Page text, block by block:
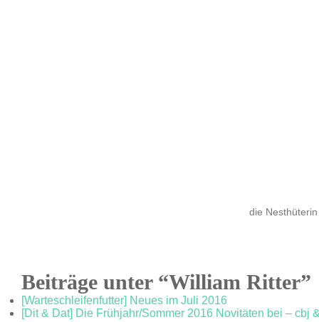
die Nesthüterin
Beiträge unter “William Ritter”
[Warteschleifenfutter] Neues im Juli 2016
[Dit & Dat] Die Frühjahr/Sommer 2016 Novitäten bei – cbj